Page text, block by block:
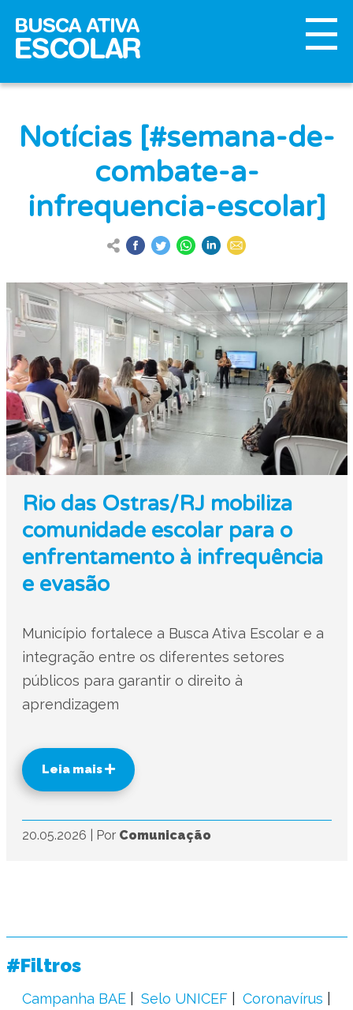
Notícias [#semana-de-
combate-a-
infrequencia-escolar]
Rio das Ostras/RJ mobiliza
comunidade escolar para o
enfrentamento à infrequência
e evasão
Município fortalece a Busca Ativa Escolar e a
integração entre os diferentes setores
públicos para garantir o direito à
aprendizagem
Leia mais
20.05.2026 Por Comunicação
#Filtros
Campanha BAE Selo UNICEF
Coronavírus